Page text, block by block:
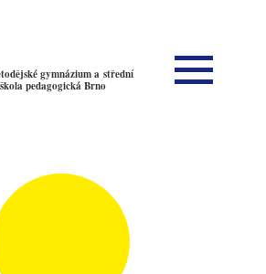
gymnázium a střední
pedagogická Brno